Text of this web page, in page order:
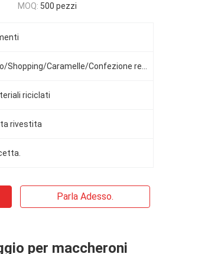
MOQ: 500 pezzi
riciclati
rivestita
Parla Adesso.
per maccheroni